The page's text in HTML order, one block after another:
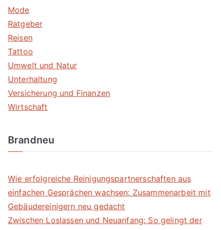
Mode
Ratgeber
Reisen
Tattoo
Umwelt und Natur
Unterhaltung
Versicherung und Finanzen
Wirtschaft
Brandneu
Wie erfolgreiche Reinigungspartnerschaften aus
einfachen Gesprächen wachsen: Zusammenarbeit mit
Gebäudereinigern neu gedacht
Zwischen Loslassen und Neuanfang: So gelingt der